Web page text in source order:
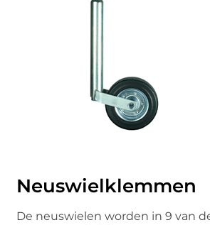
Neuswielklemmen
De neuswielen worden in 9 van